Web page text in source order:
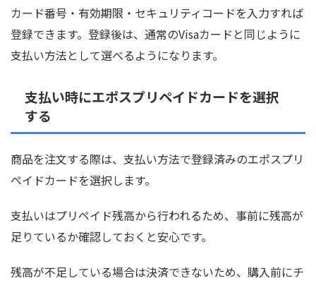
カード番号・有効期限・セキュリティコードを入力すれば
登録できます。登録後は、通常のVisaカードと同じように
支払い方法として選べるようになります。
支払い時にエポスプリペイドカードを選択
する
商品を注文する際は、支払い方法で登録済みのエポスプリ
ペイドカードを選択します。
支払いはプリペイド残高から行われるため、事前に残高が
足りているか確認しておくと安心です。
残高が不足している場合は決済できないため、購入前にチ